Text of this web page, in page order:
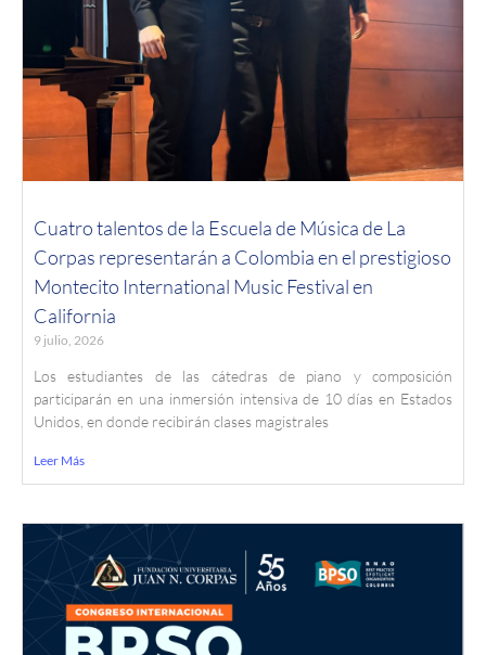
Cuatro talentos de la Escuela de Música de La
Corpas representarán a Colombia en el prestigioso
Montecito International Music Festival en
California
9 julio, 2026
Los estudiantes de las cátedras de piano y composición
participarán en una inmersión intensiva de 10 días en Estados
Unidos, en donde recibirán clases magistrales
Leer Más